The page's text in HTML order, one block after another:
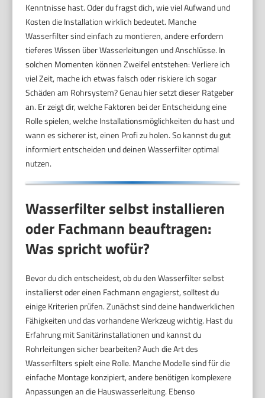
Kenntnisse hast. Oder du fragst dich, wie viel Aufwand und
Kosten die Installation wirklich bedeutet. Manche
Wasserfilter sind einfach zu montieren, andere erfordern
tieferes Wissen über Wasserleitungen und Anschlüsse. In
solchen Momenten können Zweifel entstehen: Verliere ich
viel Zeit, mache ich etwas falsch oder riskiere ich sogar
Schäden am Rohrsystem? Genau hier setzt dieser Ratgeber
an. Er zeigt dir, welche Faktoren bei der Entscheidung eine
Rolle spielen, welche Installationsmöglichkeiten du hast und
wann es sicherer ist, einen Profi zu holen. So kannst du gut
informiert entscheiden und deinen Wasserfilter optimal
nutzen.
Wasserfilter selbst installieren
oder Fachmann beauftragen:
Was spricht wofür?
Bevor du dich entscheidest, ob du den Wasserfilter selbst
installierst oder einen Fachmann engagierst, solltest du
einige Kriterien prüfen. Zunächst sind deine handwerklichen
Fähigkeiten und das vorhandene Werkzeug wichtig. Hast du
Erfahrung mit Sanitärinstallationen und kannst du
Rohrleitungen sicher bearbeiten? Auch die Art des
Wasserfilters spielt eine Rolle. Manche Modelle sind für die
einfache Montage konzipiert, andere benötigen komplexere
Anpassungen an die Hauswasserleitung. Ebenso